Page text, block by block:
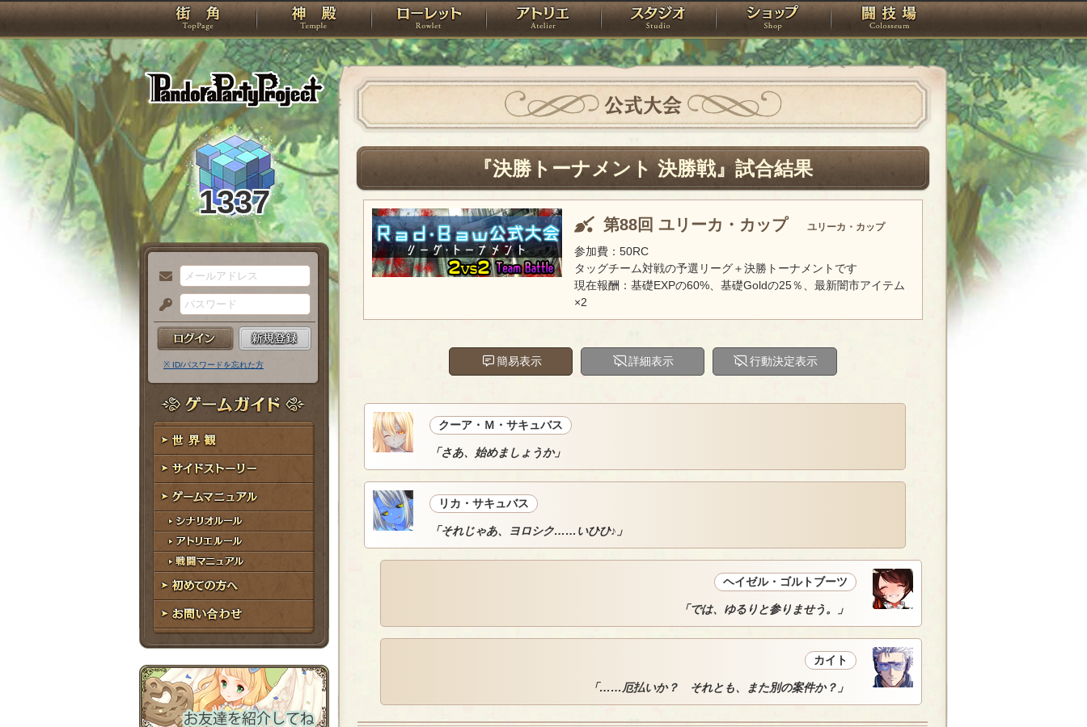
PandoraPartyProject
TOP 神殿 ローレット アトリエ スタジオ ショップ 闘技場
1337
メ
ー
ル
ア
ド
レ
ス
パ
ス
ー
ド
※ ID/パスワードを忘れた方
ゲームガイド
世界観
サイドストーリー
ゲームマニュアル
シナリオルール
アトリエルール
戦闘マニュアル
初めての方へ
お問い合わせ
公式大会
『決勝トーナメント 決勝戦』試合結果
第88回 ユリーカ・カップ ユリーカ・カップ
参加費：50RC
タッグチーム対戦の予選リーグ＋決勝トーナメントです
現在報酬：基礎EXPの60%、基礎Goldの25％、最新闇市アイテム
×2
簡易表示 詳細表示 行動決定表示
クーア・Ｍ・サキュバス
「さあ、始めましょうか」
リカ・サキュバス
「それじゃあ、ヨロシク……いひひ♪」
ヘイゼル・ゴルトブーツ
「では、ゆるりと参りませう。」
カイト
「……厄払いか？ それとも、また別の案件か？」